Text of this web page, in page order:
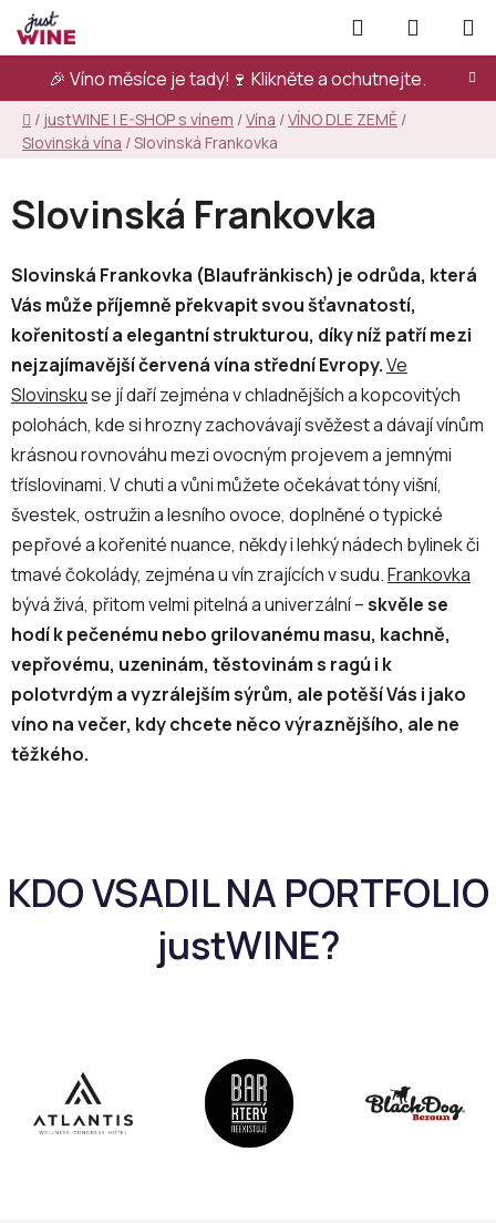
Přejít
na
obsah
🎉 Víno měsíce je tady!🍷 Klikněte a ochutnejte.
Hledat
KOŠÍK
Domů
/ justWINE | E-SHOP s vínem /Vína /VÍNO DLE ZEMĚ /
Slovinská vína /Slovinská Frankovka
Slovinská Frankovka
Slovinská Frankovka (Blaufränkisch) je odrůda, která
Vás může příjemně překvapit svou šťavnatostí,
kořenitostí a elegantní strukturou, díky níž patří mezi
nejzajímavější červená vína střední Evropy.Ve
Slovinskuse jí daří zejména v chladnějších a kopcovitých
polohách, kde si hrozny zachovávají svěžest a dávají vínům
krásnou rovnováhu mezi ovocným projevem a jemnými
tříslovinami. V chuti a vůni můžete očekávat tóny višní,
švestek, ostružin a lesního ovoce, doplněné o typické
pepřové a kořenité nuance, někdy i lehký nádech bylinek či
tmavé čokolády, zejména u vín zrajících v sudu.Frankovka
bývá živá, přitom velmi pitelná a univerzální –skvěle se
hodí k pečenému nebo grilovanému masu, kachně,
vepřovému, uzeninám, těstovinám s ragú i k
polotvrdým a vyzrálejším sýrům, ale potěší Vás i jako
víno na večer, kdy chcete něco výraznějšího, ale ne
těžkého.